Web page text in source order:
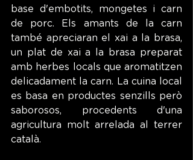
base d'embotits, mongetes i carn
de porc. Els amants de la carn
també apreciaran el xai a la brasa,
un plat de xai a la brasa preparat
amb herbes locals que aromatitzen
delicadament la carn. La cuina local
es basa en productes senzills però
saborosos, procedents d'una
agricultura molt arrelada al terrer
català.